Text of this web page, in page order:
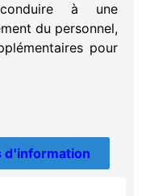
à une
du personnel,
pour
d'information